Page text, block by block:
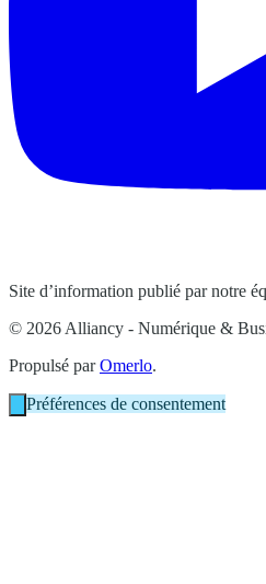
Site d’information publié par notre
© 2026 Alliancy - Numérique &
Propulsé parOmerlo.
Préférences de consentement